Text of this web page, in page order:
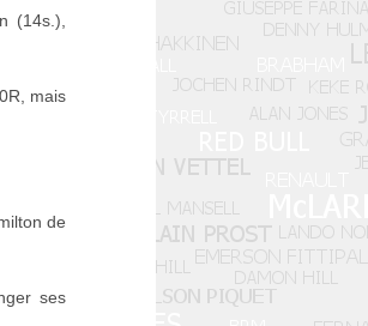
(14s.),
mais
de
ses